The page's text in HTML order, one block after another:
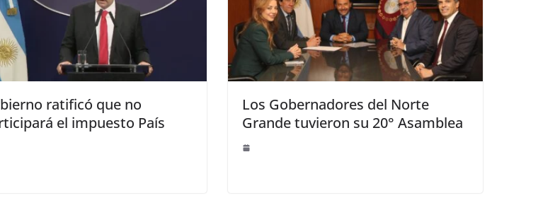
ratificó que no
el impuesto País
Los Gobernadores del Norte
Grande tuvieron su 20° Asamblea